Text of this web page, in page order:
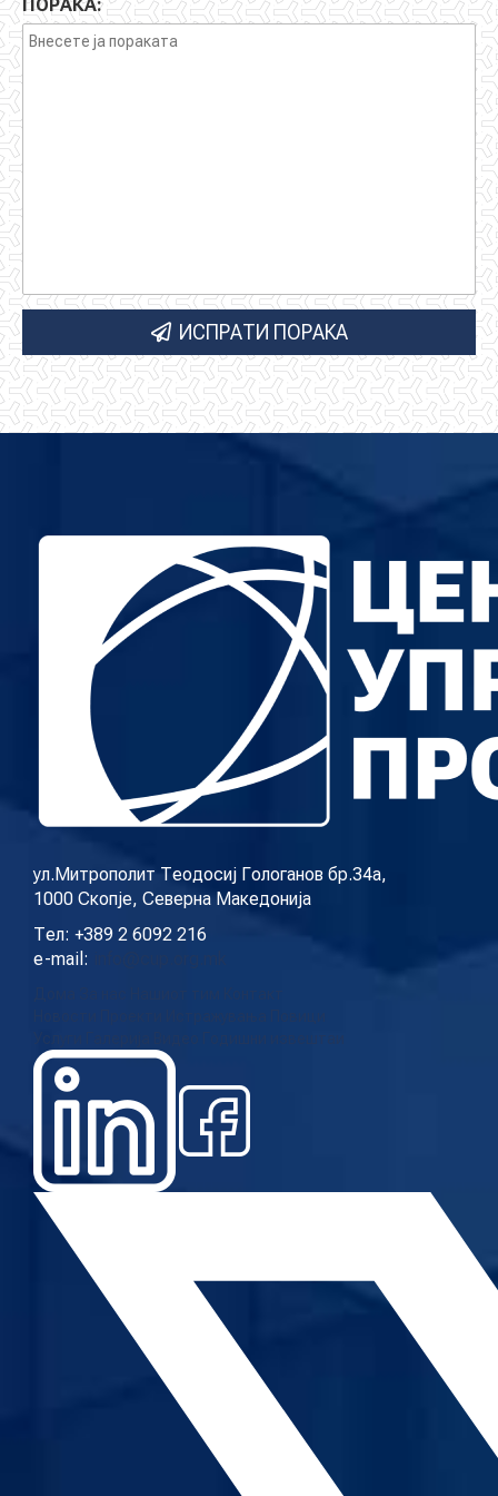
податочни
сетови.
пред
ПОРАКА:
ИСПРАТИ ПОРАКА
ул.Митрополит Теодосиј Гологанов бр.34а,
1000 Скопје, Северна Македонија
Тел: +389 2 6092 216
e-mail: